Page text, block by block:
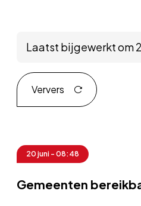
Laatst bijgewerkt om
Ververs
20 juni - 08:48
Gemeenten